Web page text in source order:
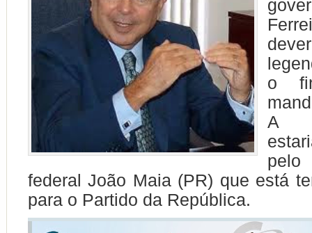
o
A
federal João Maia (PR) que está
para o Partido da República.